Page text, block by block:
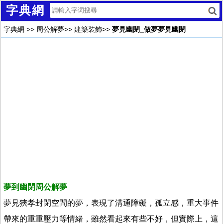
字典網
字典網 >> 周公解夢>> 建築裝飾>> 夢見幽閉_做夢夢見幽閉
夢到幽閉周公解夢
夢見狹孝封閉空間的夢，表現了溝通障礙，孤立感，重大事件
帶來的重重壓力等情緒，雖然看起來有些不好，但實際上，這